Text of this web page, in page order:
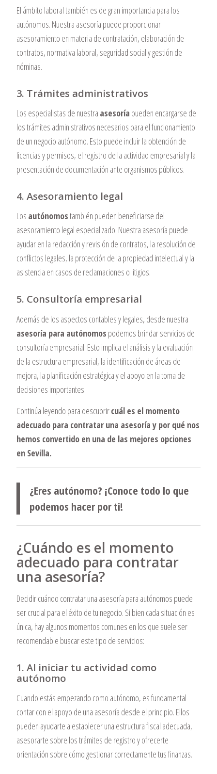
El ámbito laboral también es de gran importancia para los
autónomos. Nuestra asesoría puede proporcionar
asesoramiento en materia de contratación, elaboración de
contratos, normativa laboral, seguridad social y gestión de
nóminas.
3. Trámites administrativos
Los especialistas de nuestra asesoría pueden encargarse de
los trámites administrativos necesarios para el funcionamiento
de un negocio autónomo. Esto puede incluir la obtención de
licencias y permisos, el registro de la actividad empresarial y la
presentación de documentación ante organismos públicos.
4. Asesoramiento legal
Los autónomostambién pueden beneficiarse del
asesoramiento legal especializado. Nuestra asesoría puede
ayudar en la redacción y revisión de contratos, la resolución de
conflictos legales, la protección de la propiedad intelectual y la
asistencia en casos de reclamaciones o litigios.
5. Consultoría empresarial
Además de los aspectos contables y legales, desde nuestra
asesoría para autónomos podemos brindar servicios de
consultoría empresarial. Esto implica el análisis y la evaluación
de la estructura empresarial, la identificación de áreas de
mejora, la planificación estratégica y el apoyo en la toma de
decisiones importantes.
Continúa leyendo para descubrircuál es el momento
adecuado para contratar una asesoría y por qué nos
hemos convertido en una de las mejores opciones
en Sevilla.
¿Eres autónomo? ¡Conoce todo lo que
podemos hacer por ti!
¿Cuándo es el momento
adecuado para contratar
una asesoría?
Decidir cuándo contratar una asesoría para autónomos puede
ser crucial para el éxito de tu negocio. Si bien cada situación es
única, hay algunos momentos comunes en los que suele ser
recomendable buscar este tipo de servicios:
1. Al iniciar tu actividad como
autónomo
Cuando estás empezando como autónomo, es fundamental
contar con el apoyo de una asesoría desde el principio. Ellos
pueden ayudarte a establecer una estructura fiscal adecuada,
asesorarte sobre los trámites de registro y ofrecerte
orientación sobre cómo gestionar correctamente tus finanzas.